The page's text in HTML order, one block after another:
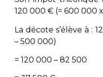
120 000 € (= 600 000
La décote s’élève à :
– 500 000)
= 120 000 – 82 500